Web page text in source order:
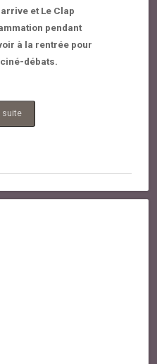
et Le Clap
pendant
à la rentrée pour
débats.
suite